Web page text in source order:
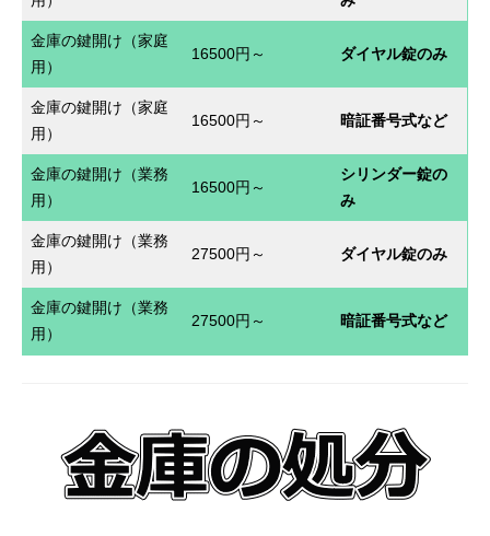
金庫の鍵開け（家庭
用）
16500円～ ダイヤル錠のみ
金庫の鍵開け（家庭
用）
16500円～ 暗証番号式など
金庫の鍵開け（業務
用）
16500円～
シリンダー錠の
み
金庫の鍵開け（業務
用）
27500円～ ダイヤル錠のみ
金庫の鍵開け（業務
用）
27500円～ 暗証番号式など